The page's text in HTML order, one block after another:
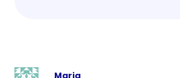
Maria